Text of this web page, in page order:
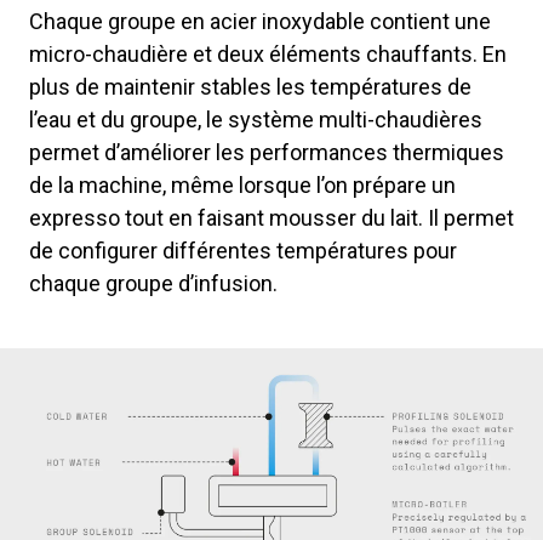
Chaque groupe en acier inoxydable contient une
micro-chaudière et deux éléments chauffants. En
plus de maintenir stables les températures de
l’eau et du groupe, le système multi-chaudières
permet d’améliorer les performances thermiques
de la machine, même lorsque l’on prépare un
expresso tout en faisant mousser du lait. Il permet
de configurer différentes températures pour
chaque groupe d’infusion.